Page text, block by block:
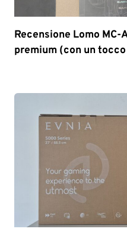
Recensione Lomo
premium (con un